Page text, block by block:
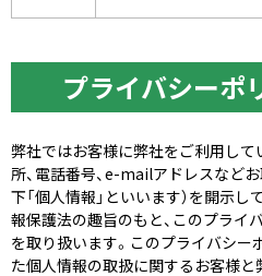
プライバシーポ
弊社ではお客様に弊社をご利用して
所、電話番号、e-mailアドレスなど
下「個人情報」といいます）を開示
報保護法の趣旨のもと、このプライ
を取り扱います。このプライバシー
た個人情報の取扱に関するお客様と